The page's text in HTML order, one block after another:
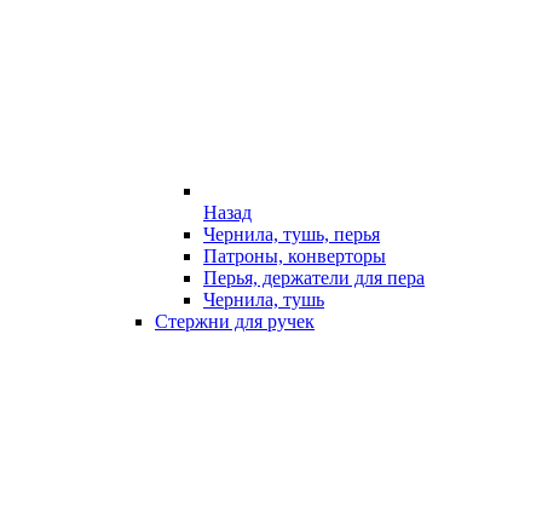
Назад
Чернила, тушь, перья
Патроны, конверторы
Перья, держатели для пера
Чернила, тушь
Стержни для ручек